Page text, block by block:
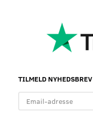
TILMELD NYHEDSBREV
Email-
adresse